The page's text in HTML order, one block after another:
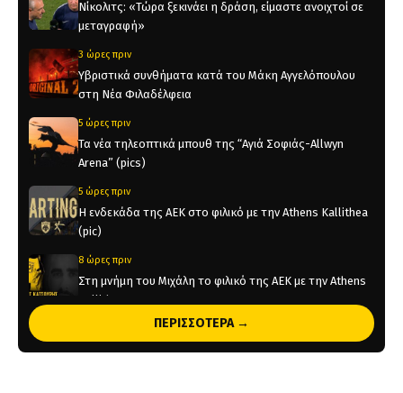
Νίκολιτς: «Τώρα ξεκινάει η δράση, είμαστε ανοιχτοί σε
μεταγραφή»
3 ώρες πριν
Υβριστικά συνθήματα κατά του Μάκη Αγγελόπουλου
στη Νέα Φιλαδέλφεια
5 ώρες πριν
Τα νέα τηλεοπτικά μπουθ της “Αγιά Σοφιάς-Allwyn
Arena” (pics)
5 ώρες πριν
Η ενδεκάδα της ΑΕΚ στο φιλικό με την Athens Kallithea
(pic)
8 ώρες πριν
Στη μνήμη του Μιχάλη το φιλικό της ΑΕΚ με την Athens
Kallithea
Τέλος από την ΑΕΚ ο Δέδες
ΠΕΡΙΣΣΟΤΕΡΑ →